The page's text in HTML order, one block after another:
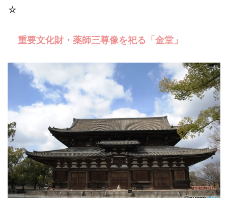
☆
重要文化財・薬師三尊像を祀る「金堂」